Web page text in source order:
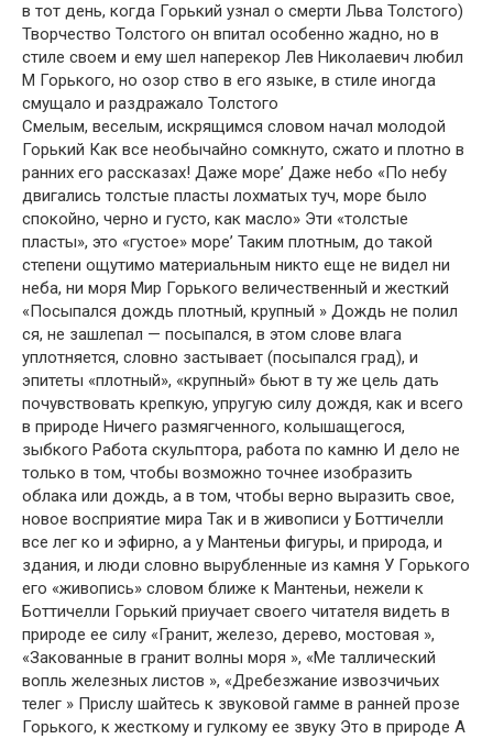
в тот день, когда Горький узнал о смерти Льва Толстого)
Творчество Толстого он впитал особенно жадно, но в
стиле своем и ему шел наперекор Лев Николаевич любил
М Горького, но озор ство в его языке, в стиле иногда
смущало и раздражало Толстого
Смелым, веселым, искрящимся словом начал молодой
Горький Как все необычайно сомкнуто, сжато и плотно в
ранних его рассказах! Даже море’ Даже небо «По небу
двигались толстые пласты лохматых туч, море было
спокойно, черно и густо, как масло» Эти «толстые
пласты», это «густое» море’ Таким плотным, до такой
степени ощутимо материальным никто еще не видел ни
неба, ни моря Мир Горького величественный и жесткий
«Посыпался дождь плотный, крупный » Дождь не полил
ся, не зашлепал — посыпался, в этом слове влага
уплотняется, словно застывает (посыпался град), и
эпитеты «плотный», «крупный» бьют в ту же цель дать
почувствовать крепкую, упругую силу дождя, как и всего
в природе Ничего размягченного, колышащегося,
зыбкого Работа скульптора, работа по камню И дело не
только в том, чтобы возможно точнее изобразить
облака или дождь, а в том, чтобы верно выразить свое,
новое восприятие мира Так и в живописи у Боттичелли
все лег ко и эфирно, а у Мантеньи фигуры, и природа, и
здания, и люди словно вырубленные из камня У Горького
его «живопись» словом ближе к Мантеньи, нежели к
Боттичелли Горький приучает своего читателя видеть в
природе ее силу «Гранит, железо, дерево, мостовая »,
«Закованные в гранит волны моря », «Ме таллический
вопль железных листов », «Дребезжание извозчичьих
телег » Прислу шайтесь к звуковой гамме в ранней прозе
Горького, к жесткому и гулкому ее звуку Это в природе А